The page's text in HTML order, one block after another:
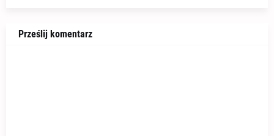
Prześlij komentarz